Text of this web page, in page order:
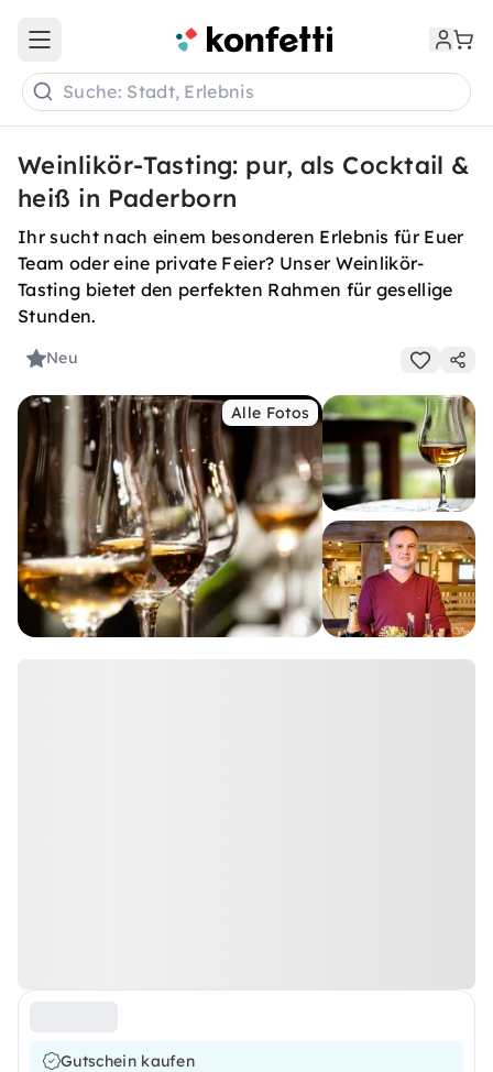
Open main menu
Suche: Stadt, Erlebnis
Weinlikör-Tasting: pur, als Cocktail &
heiß in Paderborn
Ihr sucht nach einem besonderen Erlebnis für Euer
Team oder eine private Feier? Unser Weinlikör-
Tasting bietet den perfekten Rahmen für gesellige
Stunden.
Neu
Alle Fotos
Gutschein kaufen